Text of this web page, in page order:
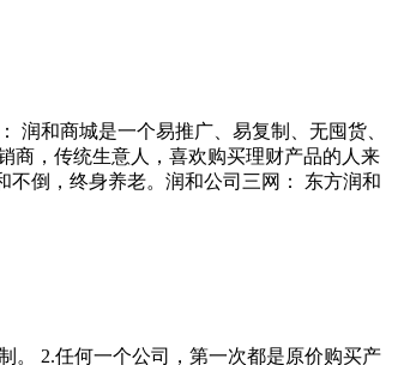
润和商城是一个易推广、易复制、无囤货、
商，传统生意人，喜欢购买理财产品的人来
倒，终身养老。润和公司三网： 东方润和
。 2.任何一个公司，第一次都是原价购买产